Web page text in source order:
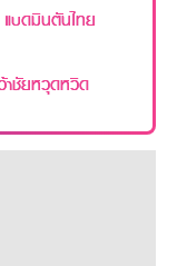
บดมินตันไทย
ชัยหวุดหวิด